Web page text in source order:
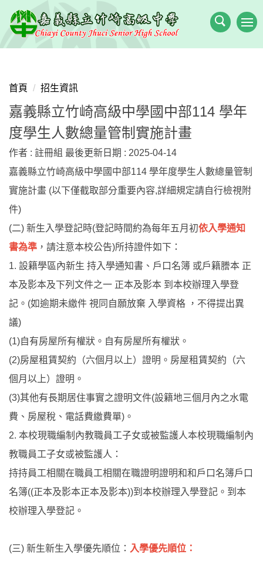
到
主
要
區
首頁 招生資訊
嘉義縣立竹崎高級中學國中部114 學年
度學生人數總量管制實施計畫
作者 : 註冊組 最後更新日期 : 2025-04-14
嘉義縣立竹崎高級中學國中部114 學年度學生人數總量管制
實施計畫 (以下僅截取部分重要內容,詳細規定請自行檢視附
件)
(二) 新生入學登記時(登記時間約為每年五月初依入學通知
書為準 ，請注意本校公告)所持證件如下：
1. 設籍學區內新生 持入學通知書、戶口名簿 或戶籍謄本 正
本及影本及下列文件之一 正本及影本 到本校辦理入學登
記。(如逾期未繳件 視同自願放棄 入學資格 ，不得提出異
議)
(1)自有房屋所有權狀。自有房屋所有權狀。
(2)房屋租賃契約（六個月以上）證明。房屋租賃契約（六
個月以上）證明。
(3)其他有長期居住事實之證明文件(設籍地三個月內之水電
費、房屋稅、電話費繳費單)。
2. 本校現職編制內教職員工子女或被監護人本校現職編制內
教職員工子女或被監護人：
持持員工相關在職員工相關在職證明證明和和戶口名簿戶口
名簿((正本及影本正本及影本))到本校辦理入學登記。到本
校辦理入學登記。
(三) 新生新生入學優先順位： 入學優先順位：